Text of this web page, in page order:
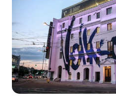
a
n
t
e
d
e
1
0